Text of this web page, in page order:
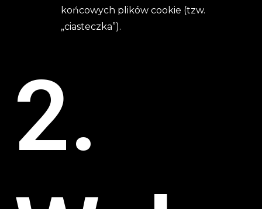
końcowych plików cookie (tzw.
„ciasteczka”).
2.